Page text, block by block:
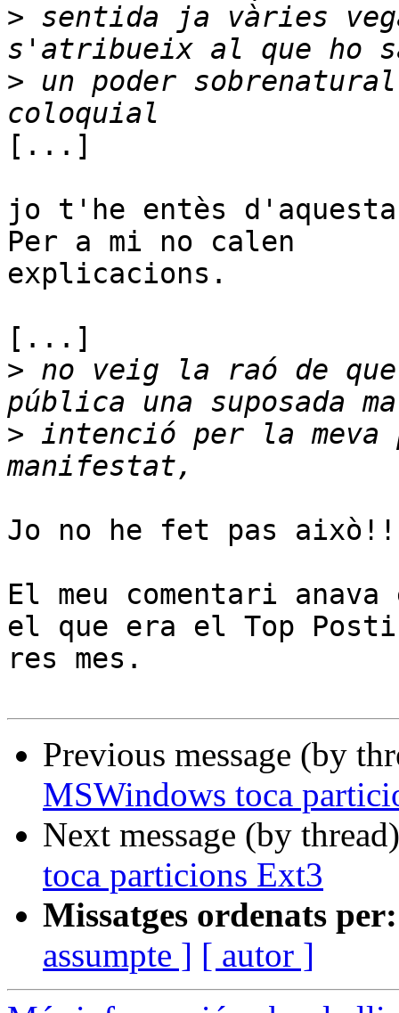
> sentida ja vàries
> un poder
[...]
jo t'he entès
Per a mi no calen
explicacions.
[...]
> no veig la raó de
> intenció per la meva
Jo no he fet pas
El meu comentari
el que era el Top
res mes.
Previous message (by
MSWindows toca
Next message (by
toca particions Ext3
Missatges ordenats per:
assumpte ] [ autor ]